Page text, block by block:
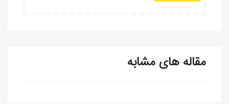
مقاله های مشابه